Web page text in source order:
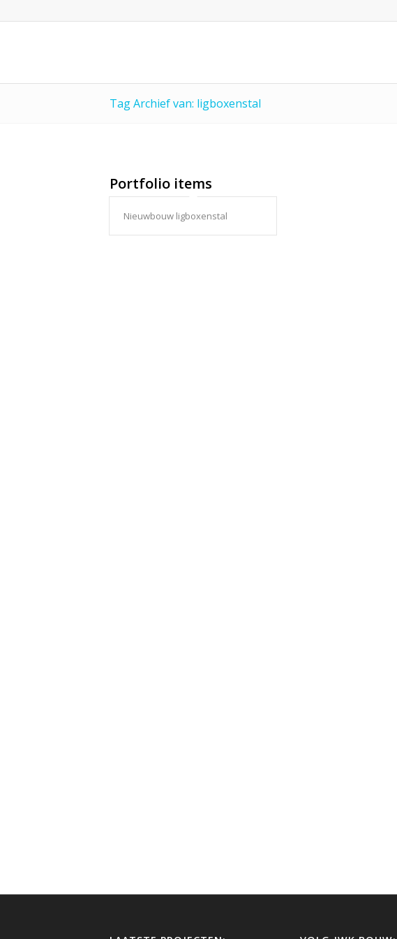
Tag Archief van: ligboxenstal
Portfolio items
Nieuwbouw ligboxenstal